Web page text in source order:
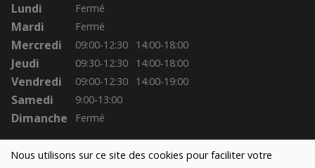
Nous utilisons sur ce site des cookies pour faciliter votre
Lundi Fermé
Mardi Fermé
Mercredi 09:00-12:30 14:00-18:00
Jeudi 09:30-12:30 14:00-18:00
Vendredi 09:00-12:30 14:00-19:00
Samedi 9:00-13:00
Dimanche Fermé